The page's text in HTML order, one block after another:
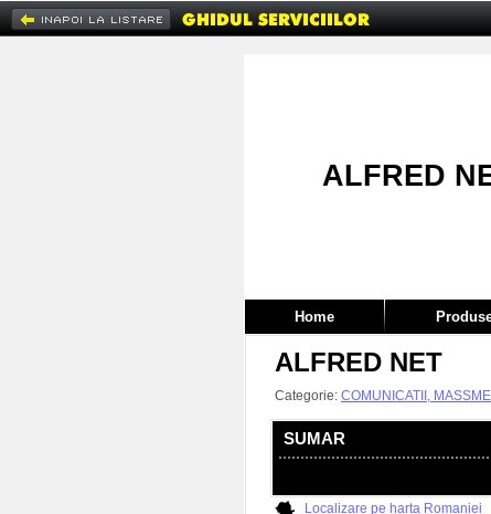
ALFRED
Home
ALFRED NET
Categorie: COMUNICATII,
SUMAR
Localizare pe harta Romaniei